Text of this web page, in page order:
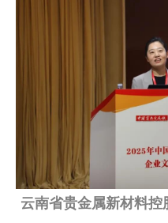
云南省贵金属新材料控